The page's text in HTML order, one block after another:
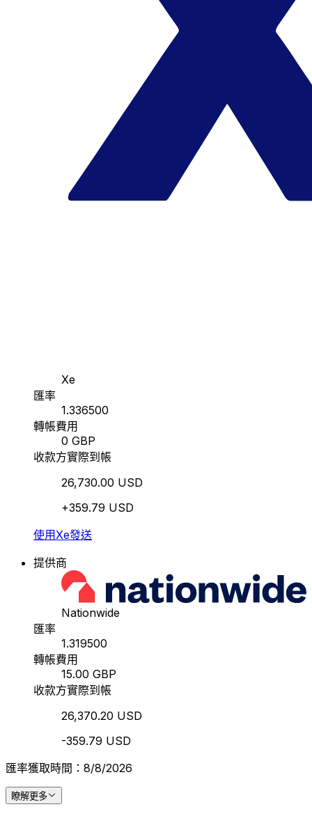
Xe
匯率
1.336500
轉帳費用
0 GBP
收款方實際到帳
26,730.00 USD
+359.79 USD
使用Xe發送
提供商
Nationwide
匯率
1.319500
轉帳費用
15.00 GBP
收款方實際到帳
26,370.20 USD
-359.79 USD
匯率獲取時間：8/8/2026
瞭解更多